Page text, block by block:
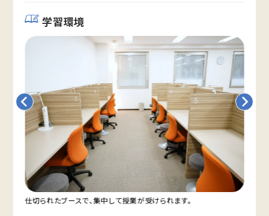
学習環境
仕切られたブースで、集中して授業が受けられます。